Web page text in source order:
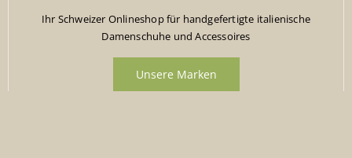
Ihr Schweizer Onlineshop für handgefertigte italienische
Damenschuhe und Accessoires
Unsere Marken